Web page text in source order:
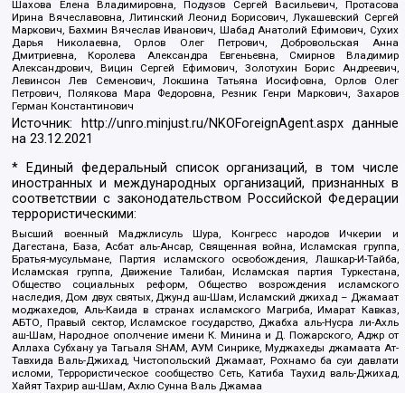
Шахова Елена Владимировна, Подузов Сергей Васильевич, Протасова
Ирина Вячеславовна, Литинский Леонид Борисович, Лукашевский Сергей
Маркович, Бахмин Вячеслав Иванович, Шабад Анатолий Ефимович, Сухих
Дарья Николаевна, Орлов Олег Петрович, Добровольская Анна
Дмитриевна, Королева Александра Евгеньевна, Смирнов Владимир
Александрович, Вицин Сергей Ефимович, Золотухин Борис Андреевич,
Левинсон Лев Семенович, Локшина Татьяна Иосифовна, Орлов Олег
Петрович, Полякова Мара Федоровна, Резник Генри Маркович, Захаров
Герман Константинович
Источник: http://unro.minjust.ru/NKOForeignAgent.aspxданные
на23.12.2021
* Единый федеральный список организаций, в том числе
иностранных и международных организаций, признанных в
соответствии с законодательством Российской Федерации
террористическими:
Высший военный Маджлисуль Шура, Конгресс народов Ичкерии и
Дагестана, База, Асбат аль-Ансар, Священная война, Исламская группа,
Братья-мусульмане, Партия исламского освобождения, Лашкар-И-Тайба,
Исламская группа, Движение Талибан, Исламская партия Туркестана,
Общество социальных реформ, Общество возрождения исламского
наследия, Дом двух святых, Джунд аш-Шам, Исламский джихад – Джамаат
моджахедов, Аль-Каида в странах исламского Магриба, Имарат Кавказ,
АБТО, Правый сектор, Исламское государство, Джабха аль-Нусра ли-Ахль
аш-Шам, Народное ополчение имени К. Минина и Д. Пожарского, Аджр от
Аллаха Субхану уа Тагьаля SHAM, АУМ Синрике, Муджахеды джамаата Ат-
Тавхида Валь-Джихад, Чистопольский Джамаат, Рохнамо ба суи давлати
исломи, Террористическое сообщество Сеть, Катиба Таухид валь-Джихад,
Хайят Тахрир аш-Шам, Ахлю Сунна Валь Джамаа